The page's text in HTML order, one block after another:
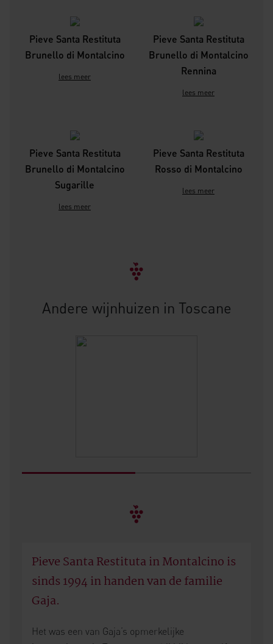
Pieve Santa Restituta
Brunello di Montalcino
lees meer
Pieve Santa Restituta
Brunello di Montalcino
Rennina
lees meer
Pieve Santa Restituta
Brunello di Montalcino
Sugarille
lees meer
Pieve Santa Restituta
Rosso di Montalcino
lees meer
Andere wijnhuizen in Toscane
Pieve Santa Restituta in Montalcino is
sinds 1994 in handen van de familie
Gaja.
Het was een van Gaja’s opmerkelijke